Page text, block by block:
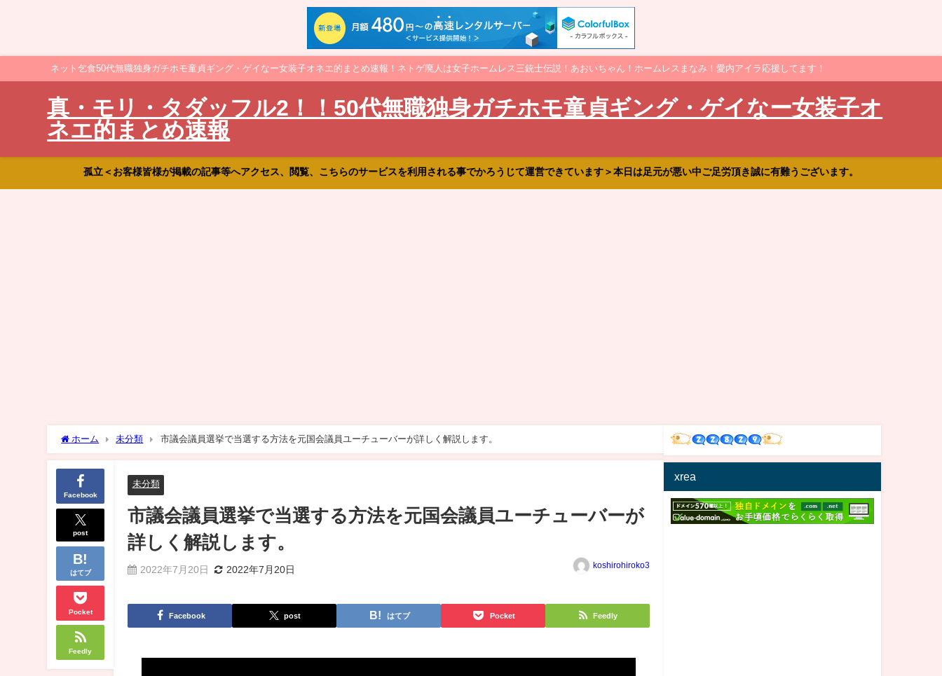
ネット乞食50代無職独身ガチホモ童貞ギング・ゲイなー女装子オネエ的まとめ速報！ネトゲ廃人は女子ホームレス三銃士伝説！あおいちゃん！ホームレスまなみ！愛内アイラ応援してます！
真・モリ・タダッフル2！！50代無職独身ガチホモ童貞ギング・ゲイなー女装子オ
ネエ的まとめ速報
孤立＜お客様皆様が掲載の記事等へアクセス、閲覧、こちらのサービスを利用される事でかろうじて運営できています＞本日は足元が悪い中ご足労頂き誠に有難うございます。
ホーム 未分類 市議会議員選挙で当選する方法を元国会議員ユーチューバーが詳しく解説します。
Facebook
post
はてブ
Pocket
Feedly
未分類
市議会議員選挙で当選する方法を元国会議員ユーチューバーが
詳しく解説します。
2022年7月20日 2022年7月20日 koshirohiroko3
Facebook post はてブ Pocket Feedly
xrea